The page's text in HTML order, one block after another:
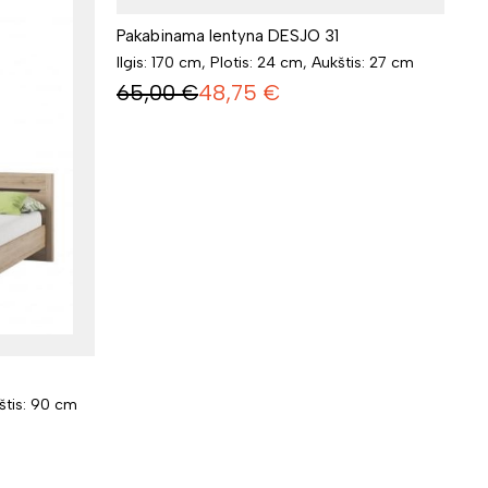
90 cm
Pakabinama lentyna DESJO 31
Ilgis: 170 cm, Plotis: 24 cm, Aukštis: 27 cm
65,00 €48,75 €